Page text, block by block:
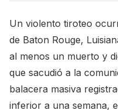
Un violento tiroteo
de Baton Rouge,
al menos un muerto y
que sacudió a la
balacera masiva
inferior a una semana,